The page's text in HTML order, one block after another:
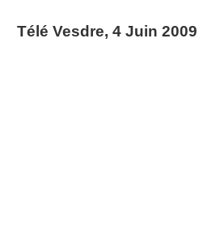
Télé Vesdre, 4 Juin 2009